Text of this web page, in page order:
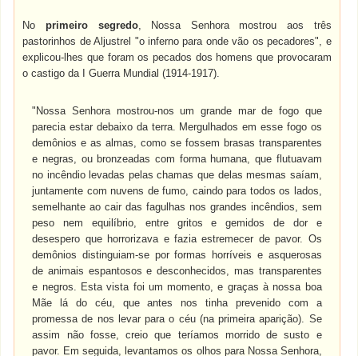
No primeiro segredo, Nossa Senhora mostrou aos três
pastorinhos de Aljustrel "o inferno para onde vão os pecadores", e
explicou-lhes que foram os pecados dos homens que provocaram
o castigo da I Guerra Mundial (1914-1917).
"Nossa Senhora mostrou-nos um grande mar de fogo que
parecia estar debaixo da terra. Mergulhados em esse fogo os
demônios e as almas, como se fossem brasas transparentes
e negras, ou bronzeadas com forma humana, que flutuavam
no incêndio levadas pelas chamas que delas mesmas saíam,
juntamente com nuvens de fumo, caindo para todos os lados,
semelhante ao cair das fagulhas nos grandes incêndios, sem
peso nem equilíbrio, entre gritos e gemidos de dor e
desespero que horrorizava e fazia estremecer de pavor. Os
demônios distinguiam-se por formas horríveis e asquerosas
de animais espantosos e desconhecidos, mas transparentes
e negros. Esta vista foi um momento, e graças à nossa boa
Mãe lá do céu, que antes nos tinha prevenido com a
promessa de nos levar para o céu (na primeira aparição). Se
assim não fosse, creio que teríamos morrido de susto e
pavor. Em seguida, levantamos os olhos para Nossa Senhora,